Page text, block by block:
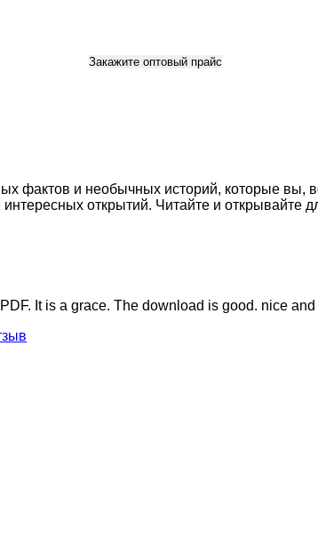
фактов и необычных историй, которые
открытий. Читайте и открывайте
It is a grace. The download is good. nice